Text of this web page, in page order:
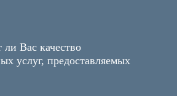
ли Вас качество
услуг, предоставляемых